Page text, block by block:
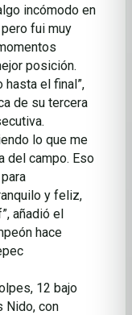
incómodo en
fui muy
posición.
el final”,
de su tercera
lo que me
del campo. Eso
y feliz,
añadió el
hace
12 bajo
Nido, con